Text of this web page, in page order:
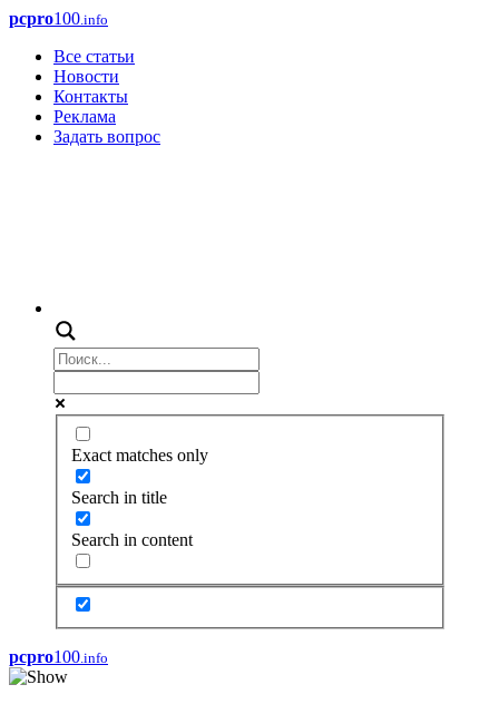
pcpro100.info
Все статьи
Новости
Контакты
Реклама
Задать вопрос
Exact matches only
Search in title
Search in content
pcpro100.info